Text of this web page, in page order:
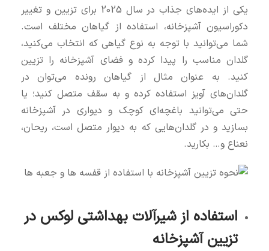
یکی از ایده‌های جذاب در سال 2025 برای تزیین و تغییر
دکوراسیون آشپزخانه، استفاده از گیاهان مختلف است.
شما می‌توانید با توجه به نوع گیاهی که انتخاب می‌کنید،
گلدان مناسب را پیدا کرده و فضای آشپزخانه را تزیین
کنید. به عنوان مثال از گیاهان رونده می‌توان در
گلدان‌های آویز استفاده کرده و به سقف متصل کنید؛ یا
حتی می‌توانید باغچه‌ای کوچک و دیواری در آشپزخانه
بسازید و در گلدان‌هایی که به دیوار متصل است، ریحان،
نعناع و… بکارید.
استفاده از شیرآلات بهداشتی لوکس در
تزیین آشپزخانه